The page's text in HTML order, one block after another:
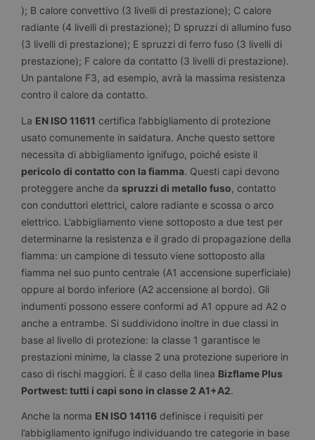
); B calore convettivo (3 livelli di prestazione); C calore
radiante (4 livelli di prestazione); D spruzzi di allumino fuso
(3 livelli di prestazione); E spruzzi di ferro fuso (3 livelli di
prestazione); F calore da contatto (3 livelli di prestazione).
Un pantalone F3, ad esempio, avrà la massima resistenza
contro il calore da contatto.
La EN ISO 11611 certifica l’abbigliamento di protezione
usato comunemente in saldatura. Anche questo settore
necessita di abbigliamento ignifugo, poiché esiste il
pericolo di contatto con la fiamma. Questi capi devono
proteggere anche da spruzzi di metallo fuso, contatto
con conduttori elettrici, calore radiante e scossa o arco
elettrico. L’abbigliamento viene sottoposto a due test per
determinarne la resistenza e il grado di propagazione della
fiamma: un campione di tessuto viene sottoposto alla
fiamma nel suo punto centrale (A1 accensione superficiale)
oppure al bordo inferiore (A2 accensione al bordo). Gli
indumenti possono essere conformi ad A1 oppure ad A2 o
anche a entrambe. Si suddividono inoltre in due classi in
base al livello di protezione: la classe 1 garantisce le
prestazioni minime, la classe 2 una protezione superiore in
caso di rischi maggiori. È il caso della linea Bizflame Plus
Portwest: tutti i capi sono in classe 2 A1+A2.
Anche la norma EN ISO 14116 definisce i requisiti per
l’abbigliamento ignifugo individuando tre categorie in base